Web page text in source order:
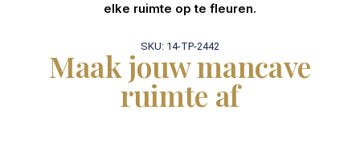
elke ruimte op te fleuren.
SKU: 14-TP-2442
Maak jouw mancave
ruimte af